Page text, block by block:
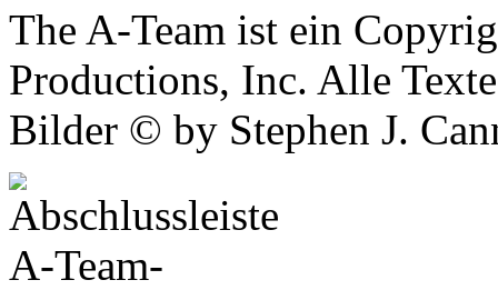
The A-Team ist ein
Productions, Inc. Alle
Bilder © by Stephen J.